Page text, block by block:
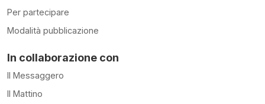
Per partecipare
Modalità pubblicazione
In collaborazione con
Il Messaggero
Il Mattino